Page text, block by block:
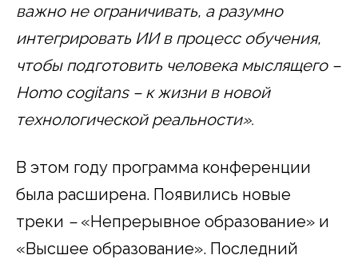
важно не ограничивать, а разумно
интегрировать ИИ в процесс обучения,
чтобы подготовить человека мыслящего –
Homo cogitans – к жизни в новой
технологической реальности».
В этом году программа конференции
была расширена. Появились новые
треки –«Непрерывное образование» и
«Высшее образование». Последний